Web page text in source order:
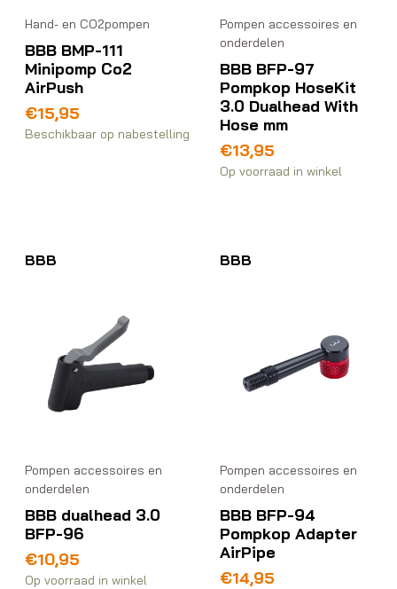
Hand- en CO2pompen
BBB BMP-111
Minipomp Co2
AirPush
€15,95
Beschikbaar op nabestelling
Pompen accessoires en
onderdelen
BBB BFP-97
Pompkop HoseKit
3.0 Dualhead With
Hose mm
€13,95
Op voorraad in winkel
BBB
Pompen accessoires en
onderdelen
BBB dualhead 3.0
BFP-96
€10,95
Op voorraad in winkel
BBB
Pompen accessoires en
onderdelen
BBB BFP-94
Pompkop Adapter
AirPipe
€14,95